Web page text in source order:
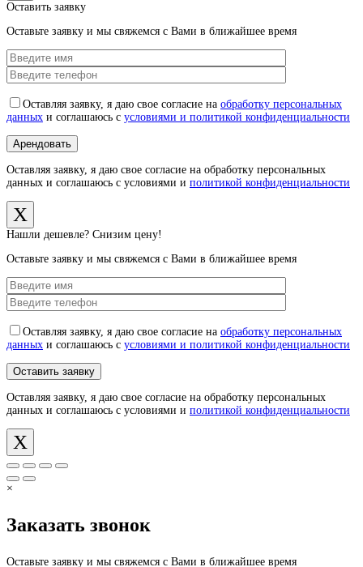
Оставить заявку
Оставьте заявку и мы свяжемся с Вами в ближайшее время
Оставляя заявку, я даю свое согласие на обработку персональных
данных и соглашаюсь с условиями и политикой конфиденциальности
Оставляя заявку, я даю свое согласие на обработку персональных
данных и соглашаюсь с условиями и политикой конфиденциальности
X
Нашли дешевле? Снизим цену!
Оставьте заявку и мы свяжемся с Вами в ближайшее время
Оставляя заявку, я даю свое согласие на обработку персональных
данных и соглашаюсь с условиями и политикой конфиденциальности
Оставляя заявку, я даю свое согласие на обработку персональных
данных и соглашаюсь с условиями и политикой конфиденциальности
X
×
Заказать звонок
Оставьте заявку и мы свяжемся с Вами в ближайшее время